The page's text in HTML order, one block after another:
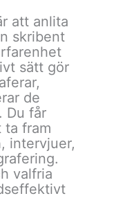
att anlita
skribent
sätt gör
de
Du får
ta fram
intervjuer,
valfria